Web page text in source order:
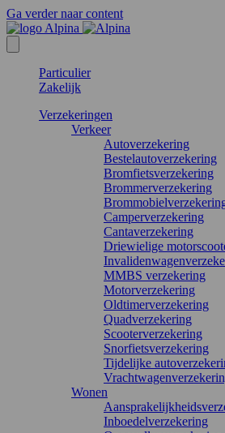
Ga verder naar content
Particulier
Zakelijk
Verzekeringen
Verkeer
Autoverzekering
Bestelautoverzekering
Bromfietsverzekering
Brommerverzekering
Camperverzekering
Cantaverzekering
Driewielige
MMBS verzekering
Motorverzekering
Oldtimerverzekering
Quadverzekering
Scooterverzekering
Snorfietsverzekering
Tijdelijke
Wonen
Inboedelverzekering